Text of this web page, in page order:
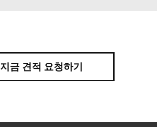
지금 견적 요청하기